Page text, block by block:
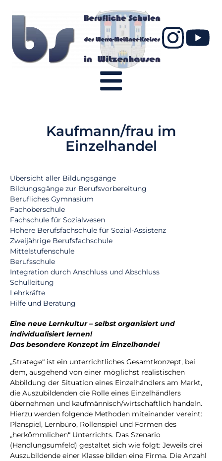
Kaufmann/frau im
Einzelhandel
Übersicht aller Bildungsgänge
Bildungsgänge zur Berufsvorbereitung
Berufliches Gymnasium
Fachoberschule
Fachschule für Sozialwesen
Höhere Berufsfachschule für Sozial-Assistenz
Zweijährige Berufsfachschule
Mittelstufenschule
Berufsschule
Integration durch Anschluss und Abschluss
Schulleitung
Lehrkräfte
Hilfe und Beratung
Eine neue Lernkultur – selbst organisiert und
individualisiert lernen!
Das besondere Konzept im Einzelhandel
„Stratege“ ist ein unterrichtliches Gesamtkonzept, bei
dem, ausgehend von einer möglichst realistischen
Abbildung der Situation eines Einzelhändlers am Markt,
die Auszubildenden die Rolle eines Einzelhändlers
übernehmen und kaufmännisch/wirtschaftlich handeln.
Hierzu werden folgende Methoden miteinander vereint:
Planspiel, Lernbüro, Rollenspiel und Formen des
„herkömmlichen“ Unterrichts. Das Szenario
(Handlungsumfeld) gestaltet sich wie folgt: Jeweils drei
Auszubildende einer Klasse bilden eine Firma. Die Anzahl